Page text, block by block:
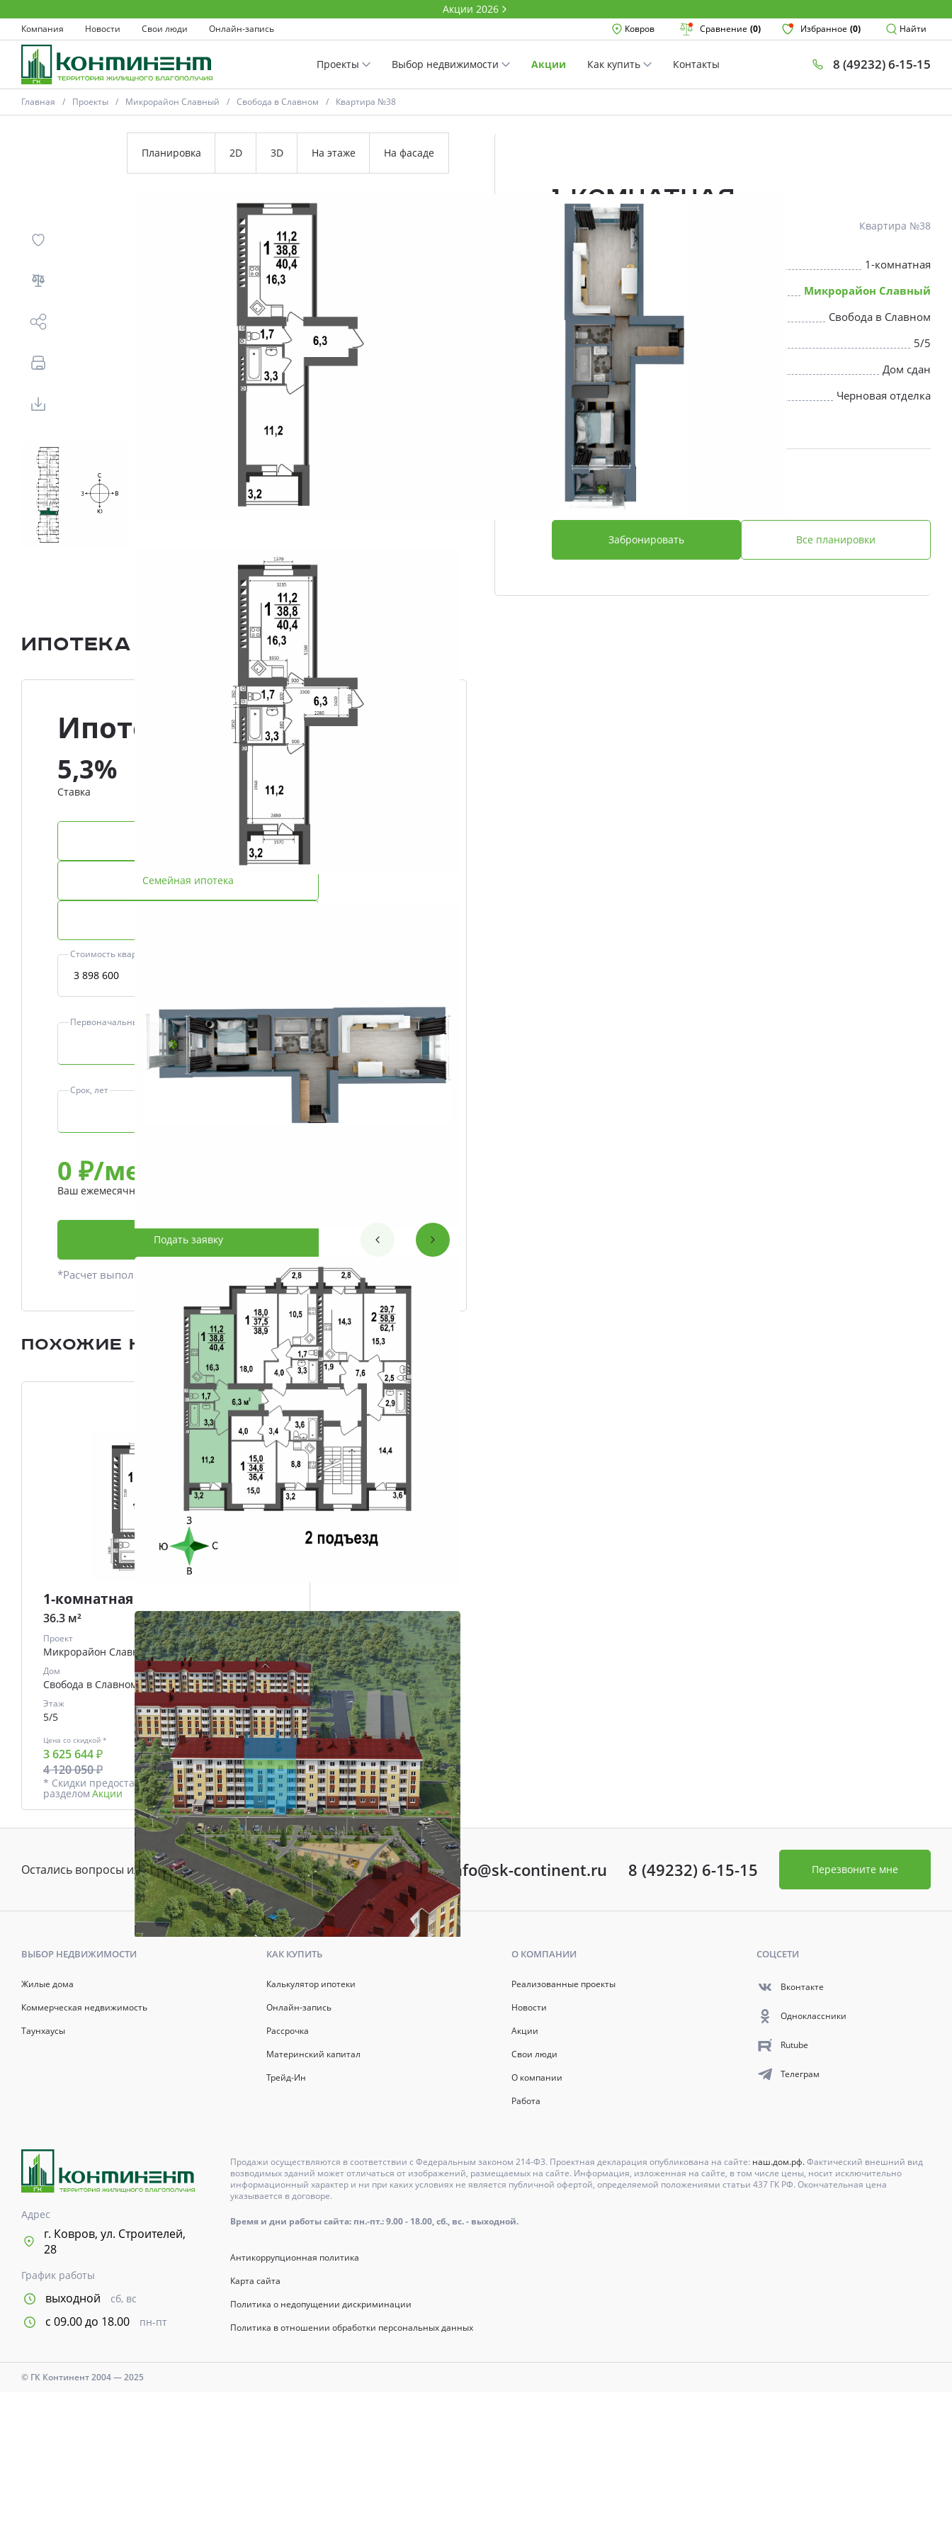
Акции 2026
Компания Новости Свои люди Онлайн-запись Ковров Сравнение (0) Избранное (0) Найти
Проекты Выбор недвижимости Акции Как купить Контакты 8 (49232) 6-15-15
×
Проекты
Свои Люди
Офис продаж
Работа
О компании
Онлайн-запись
Главная Проекты Микрорайон Славный Свобода в Славном Квартира №38
Поиск
Планировка 2D 3D На этаже На фасаде
1-комнатная
40.4 м² Квартира №38
Комнатность 1-комнатная
Проект Микрорайон Славный
Дом Свобода в Славном
Этаж 5/5
Срок сдачи Дом сдан
Отделка Черновая отделка
Дополнительно
3 898 600 ₽
Забронировать Все планировки
* Скидки предоставляются в
Ипотека и Рассрочка
Ипотека
5,3%
Ставка
Семейная ипотека
Стоимость квартиры, ₽
Первоначальный взнос, ₽
Срок, лет
0 ₽/мес
Ваш ежемесячный платеж
Подать заявку
*Расчет выполнен приблизительно
Похожие квартиры Все планировки
1-комнатная
36.3 м²
Проект
Микрорайон Славный
Дом
Свобода в Славном
Этаж
5/5
Цена со скидкой *
3 625 644 ₽
4 120 050 ₽
В ипотеку
от15477 ₽/мес.
* Скидки предоставляются в соответствии с
разделом Акции
Остались вопросы или предложения? Задать вопрос info@sk-continent.ru 8 (49232) 6-15-15 Перезвоните мне
ВЫБОР НЕДВИЖИМОСТИ
Жилые дома
Коммерческая недвижимость
Таунхаусы
КАК КУПИТЬ
Калькулятор ипотеки
Онлайн-запись
Рассрочка
Материнский капитал
Трейд-Ин
О КОМПАНИИ
Реализованные проекты
Новости
Акции
Свои люди
О компании
Работа
СОЦСЕТИ
Вконтакте
Одноклассники
Rutube
Телеграм
Адрес
г. Ковров, ул. Строителей,
28
График работы
выходной сб, вс
с 09.00 до 18.00 пн-пт
Продажи осуществляются в соответствии с Федеральным законом 214-Ф3. Проектная декларация опубликована на сайте: наш.дом.рф.Фактический внешний вид
возводимых зданий может отличаться от изображений, размещаемых на сайте. Информация, изложенная на сайте, в том числе цены, носит исключительно
информационный характер и ни при каких условиях не является публичной офертой, определяемой положениями статьи 437 ГК РФ. Окончательная цена
указывается в договоре.
Время и дни работы сайта: пн.-пт.: 9.00 - 18.00, сб., вс. - выходной.
Антикоррупционная политика
Карта сайта
Политика о недопущении дискриминации
Политика в отношении обработки персональных данных
© ГК Континент 2004 — 2025